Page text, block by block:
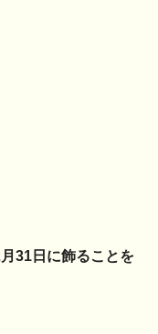
31日に飾ることを